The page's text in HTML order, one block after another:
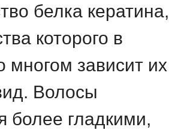
белка кератина,
которого в
многом зависит их
Волосы
более гладкими,